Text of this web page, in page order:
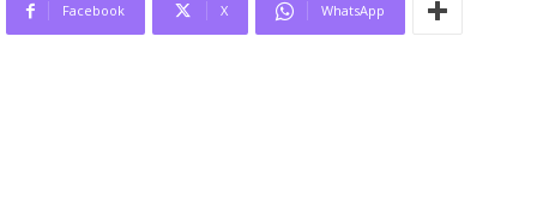
Facebook X WhatsApp